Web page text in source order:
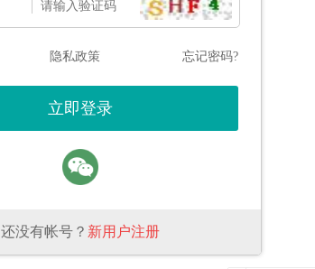
隐私政策 忘记密码?
还没有帐号？ 新用户注册